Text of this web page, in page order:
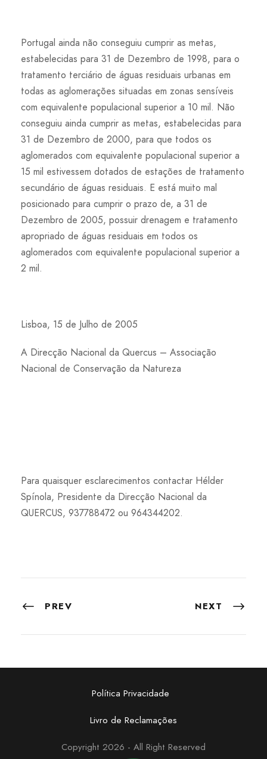
Portugal ainda não conseguiu cumprir as metas,
estabelecidas para 31 de Dezembro de 1998, para o
tratamento terciário de águas residuais urbanas em
todas as aglomerações situadas em zonas sensíveis
com equivalente populacional superior a 10 mil. Não
conseguiu ainda cumprir as metas, estabelecidas para
31 de Dezembro de 2000, para que todos os
aglomerados com equivalente populacional superior a
15 mil estivessem dotados de estações de tratamento
secundário de águas residuais. E está muito mal
posicionado para cumprir o prazo de, a 31 de
Dezembro de 2005, possuir drenagem e tratamento
apropriado de águas residuais em todos os
aglomerados com equivalente populacional superior a
2 mil.
Lisboa, 15 de Julho de 2005
A Direcção Nacional da Quercus – Associação
Nacional de Conservação da Natureza
Para quaisquer esclarecimentos contactar Hélder
Spínola, Presidente da Direcção Nacional da
QUERCUS, 937788472 ou 964344202.
PREV NEXT
Política Privacidade
Livro de Reclamações
Copyright 2026 - All Right Reserved